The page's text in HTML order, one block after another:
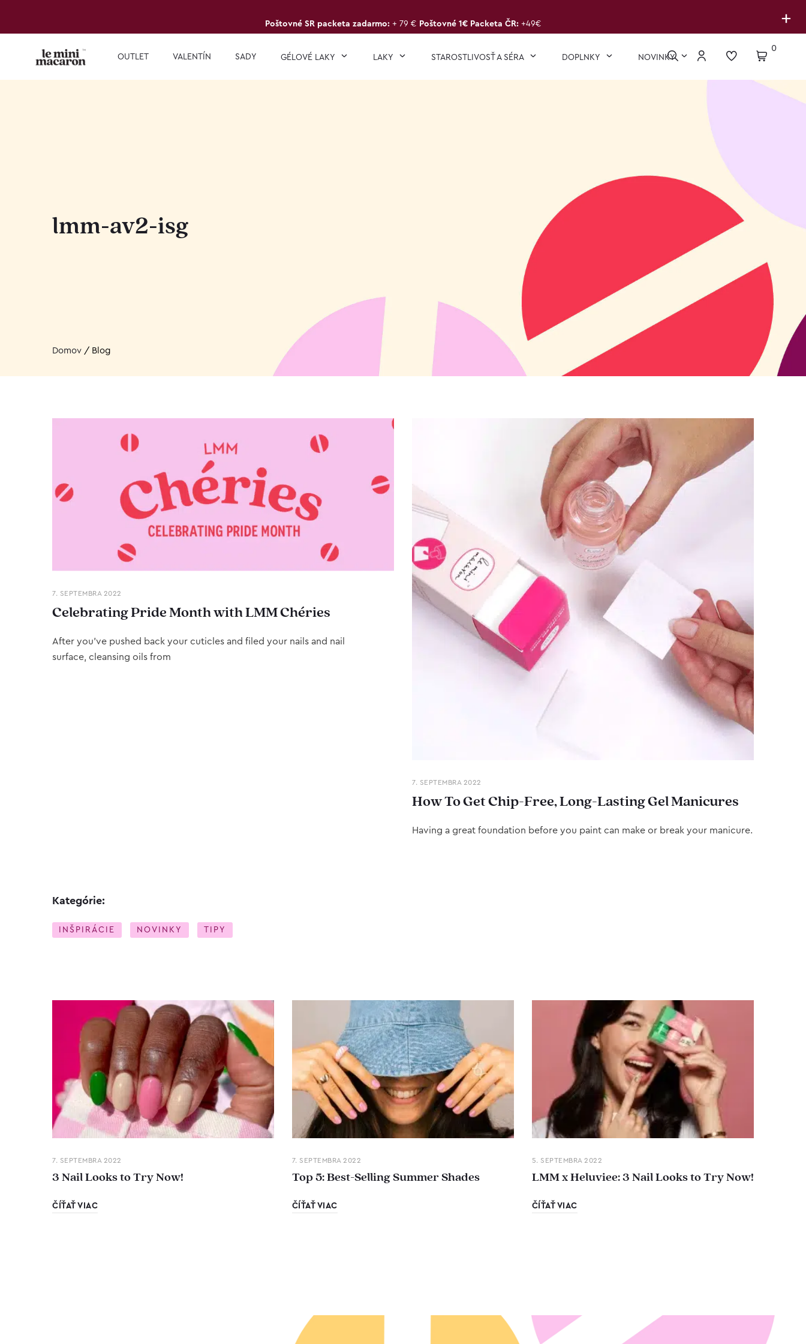
+
Poštovné SR packeta zadarmo: + 79 € Poštovné 1€ Packeta ČR: +49€
OUTLET VALENTÍN SADY GÉLOVÉ LAKY LAKY STAROSTLIVOSŤ A SÉRA DOPLNKY NOVINKY
0
lmm-av2-isg
Domov / Blog
7. SEPTEMBRA 2022
Celebrating Pride Month with LMM Chéries
After you’ve pushed back your cuticles and filed your nails and nail
surface, cleansing oils from
7. SEPTEMBRA 2022
How To Get Chip-Free, Long-Lasting Gel Manicures
Having a great foundation before you paint can make or break your manicure.
Kategórie:
INŠPIRÁCIE NOVINKY TIPY
7. SEPTEMBRA 2022
3 Nail Looks to Try Now!
ČÍŤAŤ VIAC
7. SEPTEMBRA 2022
Top 5: Best-Selling Summer Shades
ČÍŤAŤ VIAC
5. SEPTEMBRA 2022
LMM x Heluviee: 3 Nail Looks to Try Now!
ČÍŤAŤ VIAC